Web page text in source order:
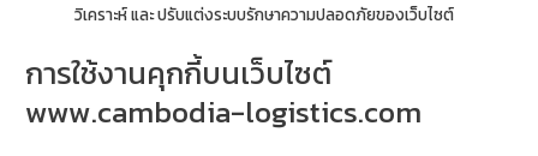
วิเคราะห์ และ ปรับแต่งระบบรักษาความปลอดภัยของเว็บไซต์
การใช้งานคุกกี้บนเว็บไซต์
www.cambodia-logistics.com